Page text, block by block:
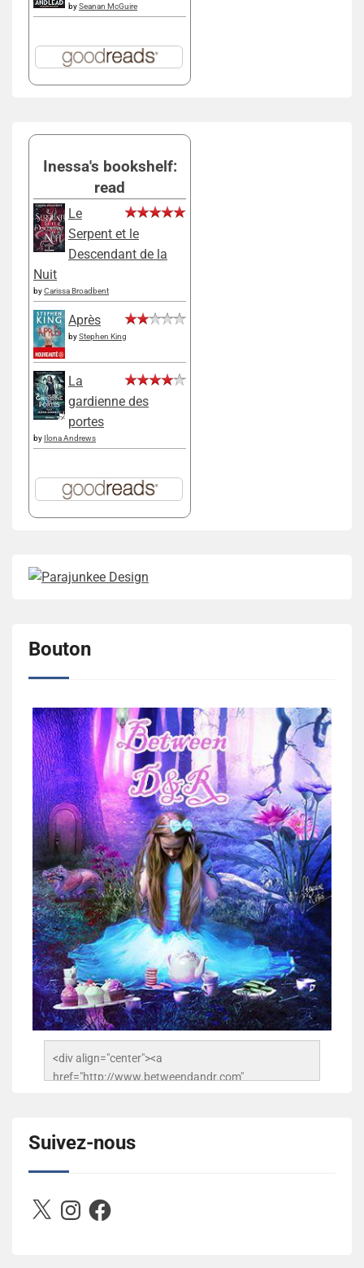
bySeanan McGuire
Inessa's bookshelf:
read
Le
Serpent et le
Descendant de la
Nuit
byCarissa Broadbent
Après
byStephen King
La
gardienne des
portes
by Ilona Andrews
Bouton
<div align="center"><a
href="http://www.betweendandr.com"
503716673157532-2788222864243652657-n.jpg"
alt="Between D&R" style="border:none;" /></a>
</div>
Suivez-nous
X InstagramFacebook